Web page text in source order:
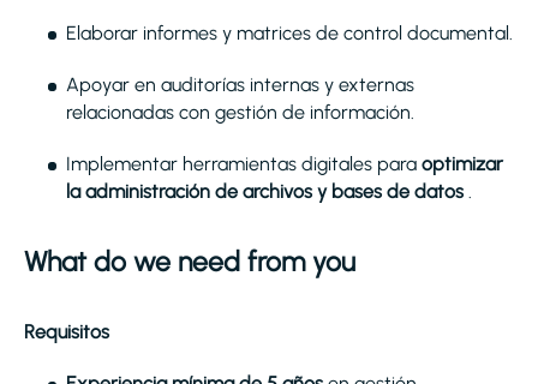
Elaborar informes y matrices de control documental.
Apoyar en auditorías internas y externas
relacionadas con gestión de información.
Implementar herramientas digitales para optimizar
la administración de archivos y bases de datos .
What do we need from you
Requisitos